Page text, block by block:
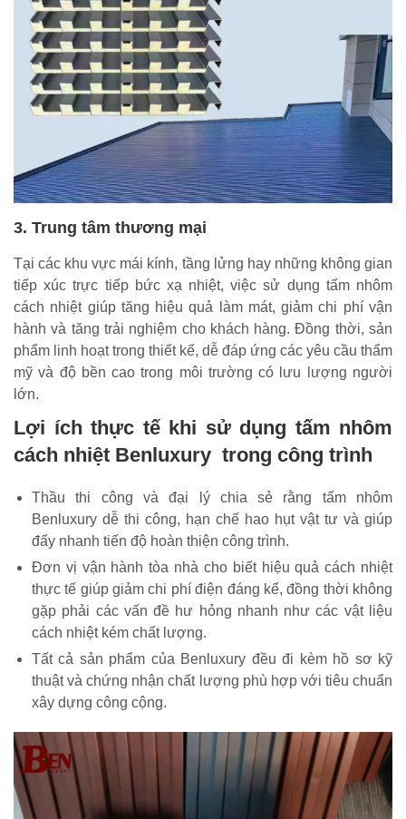
3. Trung tâm thương mại
Tại các khu vực mái kính, tầng lửng hay những không gian
tiếp xúc trực tiếp bức xạ nhiệt, việc sử dụng tấm nhôm
cách nhiệt giúp tăng hiệu quả làm mát, giảm chi phí vận
hành và tăng trải nghiệm cho khách hàng. Đồng thời, sản
phẩm linh hoạt trong thiết kế, dễ đáp ứng các yêu cầu thẩm
mỹ và độ bền cao trong môi trường có lưu lượng người
lớn.
Lợi ích thực tế khi sử dụng tấm nhôm
cách nhiệt Benluxury trong công trình
Thầu thi công và đại lý chia sẻ rằng tấm nhôm
Benluxury dễ thi công, hạn chế hao hụt vật tư và giúp
đẩy nhanh tiến độ hoàn thiện công trình.
Đơn vị vận hành tòa nhà cho biết hiệu quả cách nhiệt
thực tế giúp giảm chi phí điện đáng kể, đồng thời không
gặp phải các vấn đề hư hỏng nhanh như các vật liệu
cách nhiệt kém chất lượng.
Tất cả sản phẩm của Benluxury đều đi kèm hồ sơ kỹ
thuật và chứng nhận chất lượng phù hợp với tiêu chuẩn
xây dựng công cộng.